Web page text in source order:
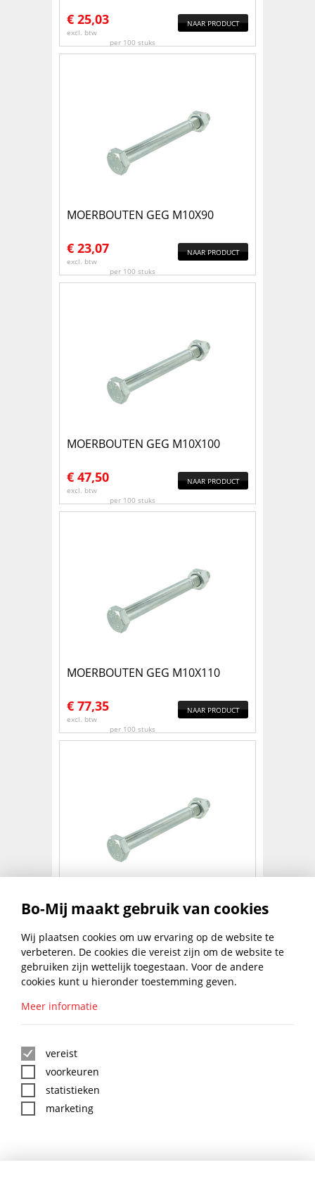
€ 25,03
excl. btw
per 100 stuks
NAAR PRODUCT
MOERBOUTEN GEG M10X90
€ 23,07
excl. btw
per 100 stuks
NAAR PRODUCT
MOERBOUTEN GEG M10X100
€ 47,50
excl. btw
per 100 stuks
NAAR PRODUCT
MOERBOUTEN GEG M10X110
€ 77,35
excl. btw
per 100 stuks
NAAR PRODUCT
MOERBOUTEN GEG M10X140
€80,19
excl. btw
per 100 stuks
NAAR PRODUCT
2 3 4 5 6 7
BO-MIJ NIEUWSBRIEF
:
AANMELDEN
Bo-Mij maakt gebruik van cookies
Wij plaatsen cookies om uw ervaring op de website te
verbeteren. De cookies die vereist zijn om de website te
gebruiken zijn wettelijk toegestaan. Voor de andere
cookies kunt u hieronder toestemming geven.
Meer informatie
vereist
voorkeuren
statistieken
marketing